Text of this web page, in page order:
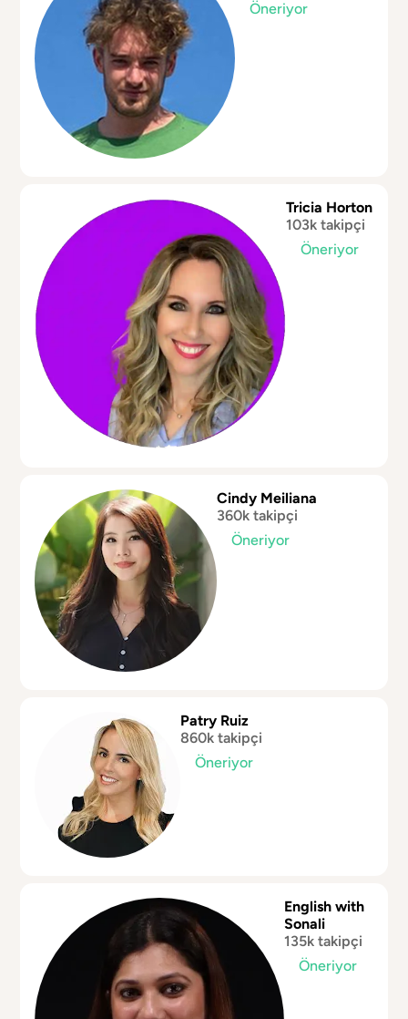
Öneriyor
Tricia Horton
103k takipçi
Öneriyor
Cindy Meiliana
360k takipçi
Öneriyor
Patry Ruiz
860k takipçi
Öneriyor
English with
Sonali
135k takipçi
Öneriyor